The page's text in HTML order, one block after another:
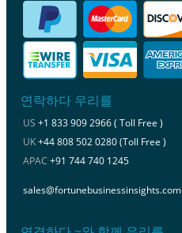
연락하다 우리를
US +1 833 909 2966 ( Toll Free )
UK+44 808 502 0280 (Toll Free )
APAC +91 744 740 1245
sales@fortunebusinessinsights.com